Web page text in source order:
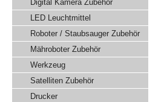
Digital Kamera Zubehör
LED Leuchtmittel
Roboter / Staubsauger Zubehör
Mähroboter Zubehör
Werkzeug
Satelliten Zubehör
Drucker